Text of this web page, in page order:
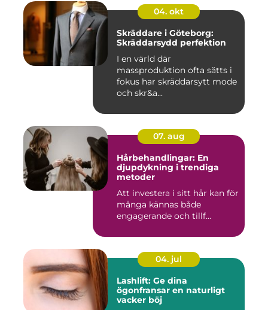
04. okt
Skräddare i Göteborg:
Skräddarsydd perfektion
I en värld där
massproduktion ofta sätts i
fokus har skräddarsytt mode
och skr&a...
07. aug
Hårbehandlingar: En
djupdykning i trendiga
metoder
Att investera i sitt hår kan för
många kännas både
engagerande och tillf...
04. jul
Lashlift: Ge dina
ögonfransar en naturligt
vacker böj